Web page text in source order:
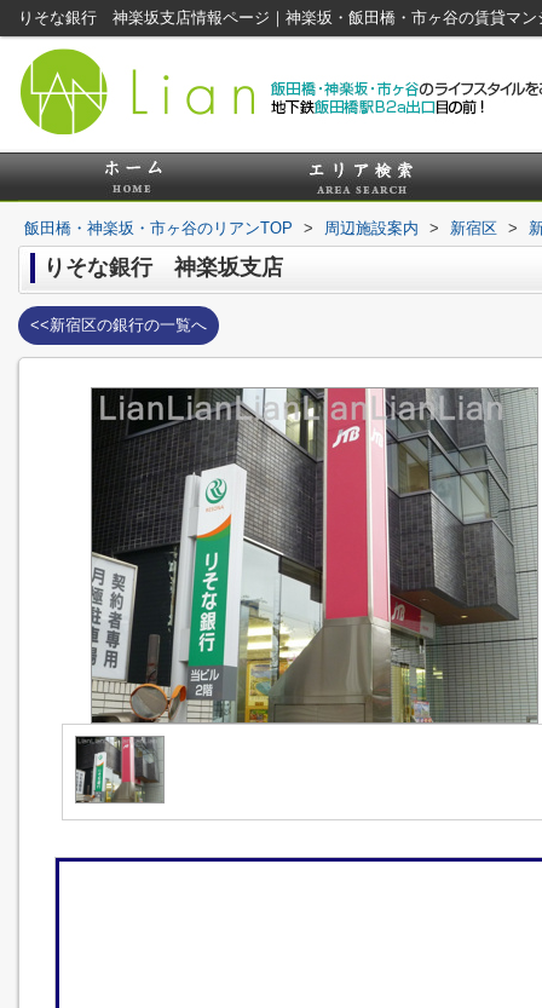
りそな銀行 神楽坂支店情報ページ｜神楽坂・飯田橋・市ヶ谷の賃貸マン
飯田橋・神楽坂・市ヶ谷のリアンTOP > 周辺施設案内 > 新宿区 >
りそな銀行 神楽坂支店
<<新宿区の銀行の一覧へ